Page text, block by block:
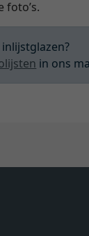
foto’s.
in ons